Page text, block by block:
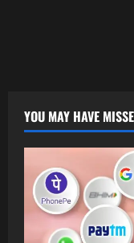
YOU MAY HAVE